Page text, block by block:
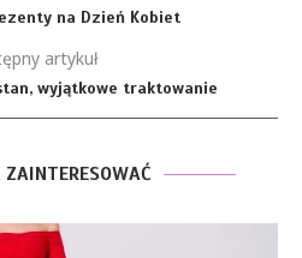
na Dzień Kobiet
artykuł
wyjątkowe traktowanie